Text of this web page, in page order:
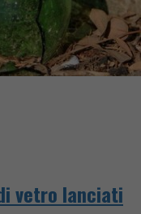
vetro lanciati